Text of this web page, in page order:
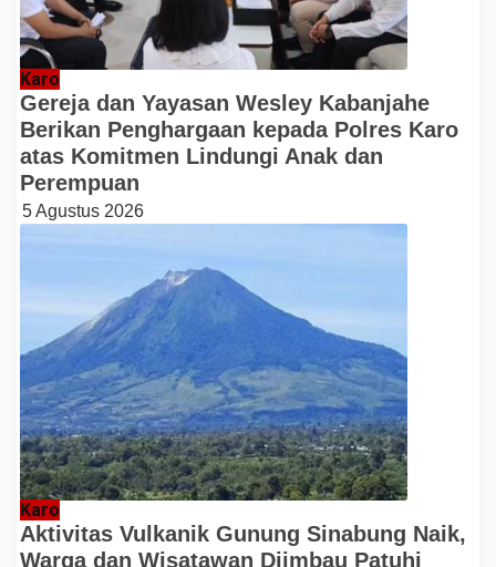
Karo
Gereja dan Yayasan Wesley Kabanjahe
Berikan Penghargaan kepada Polres Karo
atas Komitmen Lindungi Anak dan
Perempuan
5 Agustus 2026
Karo
Aktivitas Vulkanik Gunung Sinabung Naik,
Warga dan Wisatawan Diimbau Patuhi